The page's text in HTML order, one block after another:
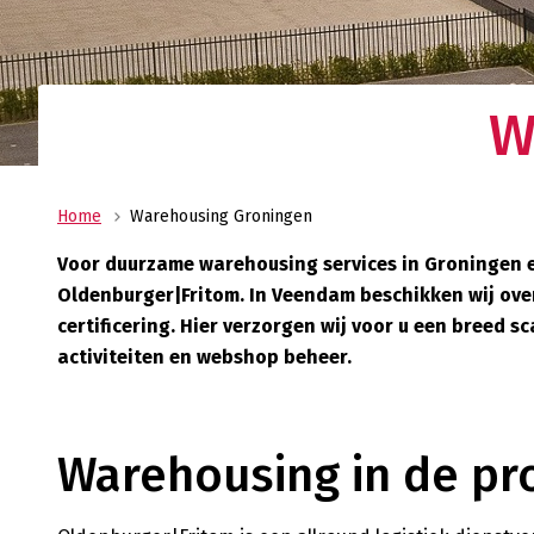
Uw allround logistiek dienstverlener met
wereldwijd netwerk? Oldenburger|Fritom
beste logistieke oplossing voor uw
Home Warehousing Groningen
Voor duurzame warehousing services in
Oldenburger|Fritom. In Veendam beschikken wij
certificering. Hier verzorgen wij voor u een breed
activiteiten en webshop beheer.
Warehousing in de